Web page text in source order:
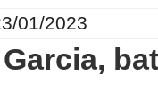
01/2023